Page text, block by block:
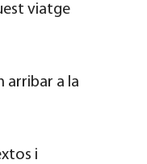
viatge
arribar a la
i